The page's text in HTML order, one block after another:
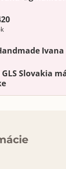
Ivana
Slovakia